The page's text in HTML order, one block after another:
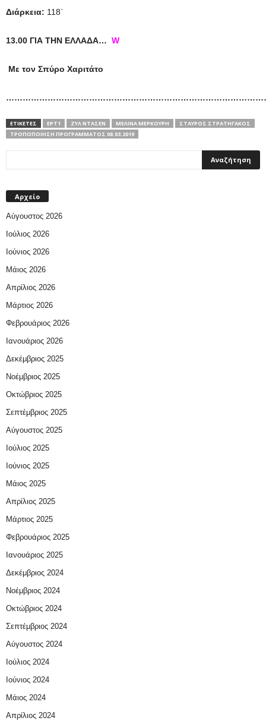
Διάρκεια: 118΄
13.00 ΓΙΑ ΤΗΝ ΕΛΛΑΔΑ… W
Με τον Σπύρο Χαριτάτο
ΕΤΙΚΕΤΕΣ ΕΡΤ1 ΖΥΛ ΝΤΑΣΈΝ ΜΕΛΊΝΑ ΜΕΡΚΟΎΡΗ
ΣΤΑΎΡΟΣ ΣΤΡΑΤΗΓΆΚΟΣ
ΤΡΟΠΟΠΟΊΗΣΗ ΠΡΟΓΡΆΜΜΑΤΟΣ 08.03.2019
Αρχείο
Αύγουστος 2026
Ιούλιος 2026
Ιούνιος 2026
Μάιος 2026
Απρίλιος 2026
Μάρτιος 2026
Φεβρουάριος 2026
Ιανουάριος 2026
Δεκέμβριος 2025
Νοέμβριος 2025
Οκτώβριος 2025
Σεπτέμβριος 2025
Αύγουστος 2025
Ιούλιος 2025
Ιούνιος 2025
Μάιος 2025
Απρίλιος 2025
Μάρτιος 2025
Φεβρουάριος 2025
Ιανουάριος 2025
Δεκέμβριος 2024
Νοέμβριος 2024
Οκτώβριος 2024
Σεπτέμβριος 2024
Αύγουστος 2024
Ιούλιος 2024
Ιούνιος 2024
Μάιος 2024
Απρίλιος 2024